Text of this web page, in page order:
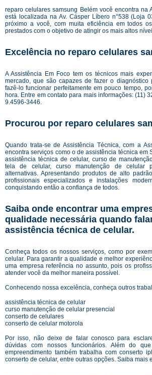
reparo celulares samsung Belém você encontra na
está localizada na Av. Cásper Líbero n°538 (Loja
próximo a você, com muita eficiência em todos
prestados com o objetivo de atingir os mais altos
Excelência no reparo celulares
A Assistência Em Foco tem os técnicos mais
mercado, que são capazes de fazer o diagnóstico
fazê-lo funcionar perfeitamente em pouco tempo,
hora. Entre em contato para mais informações: (11)
9.4596-3446.
Procurou por reparo celulares
Quando trata-se de Assistência Técnica, com a
encontra serviços como o de assistência técnica em
assistência técnica de celular, curso de
tela de celular, curso manutenção de celular
alternativas. Apresentando produtos de alto
profissionais especializados e instalações
conquistando então a confiança de todos.
Saiba onde encontrar uma
qualidade necessária quando
assistência técnica de celular.
Conheça todos os nossos serviços, como por
celular. Para garantir a qualidade e melhor
uma empresa referência no assunto, pois os
atender você da melhor maneira possível.
Conhecendo nossa excelência, conheça outros
assistência técnica de celular
curso manutenção de celular presencial
conserto de celulares
conserto de celular motorola
Por isso, não deixe de falar conosco para
dúvidas com nossos funcionários. Além do
empreendimento também trabalha com conserto
conserto de celular, entre outras opções. Saiba mais